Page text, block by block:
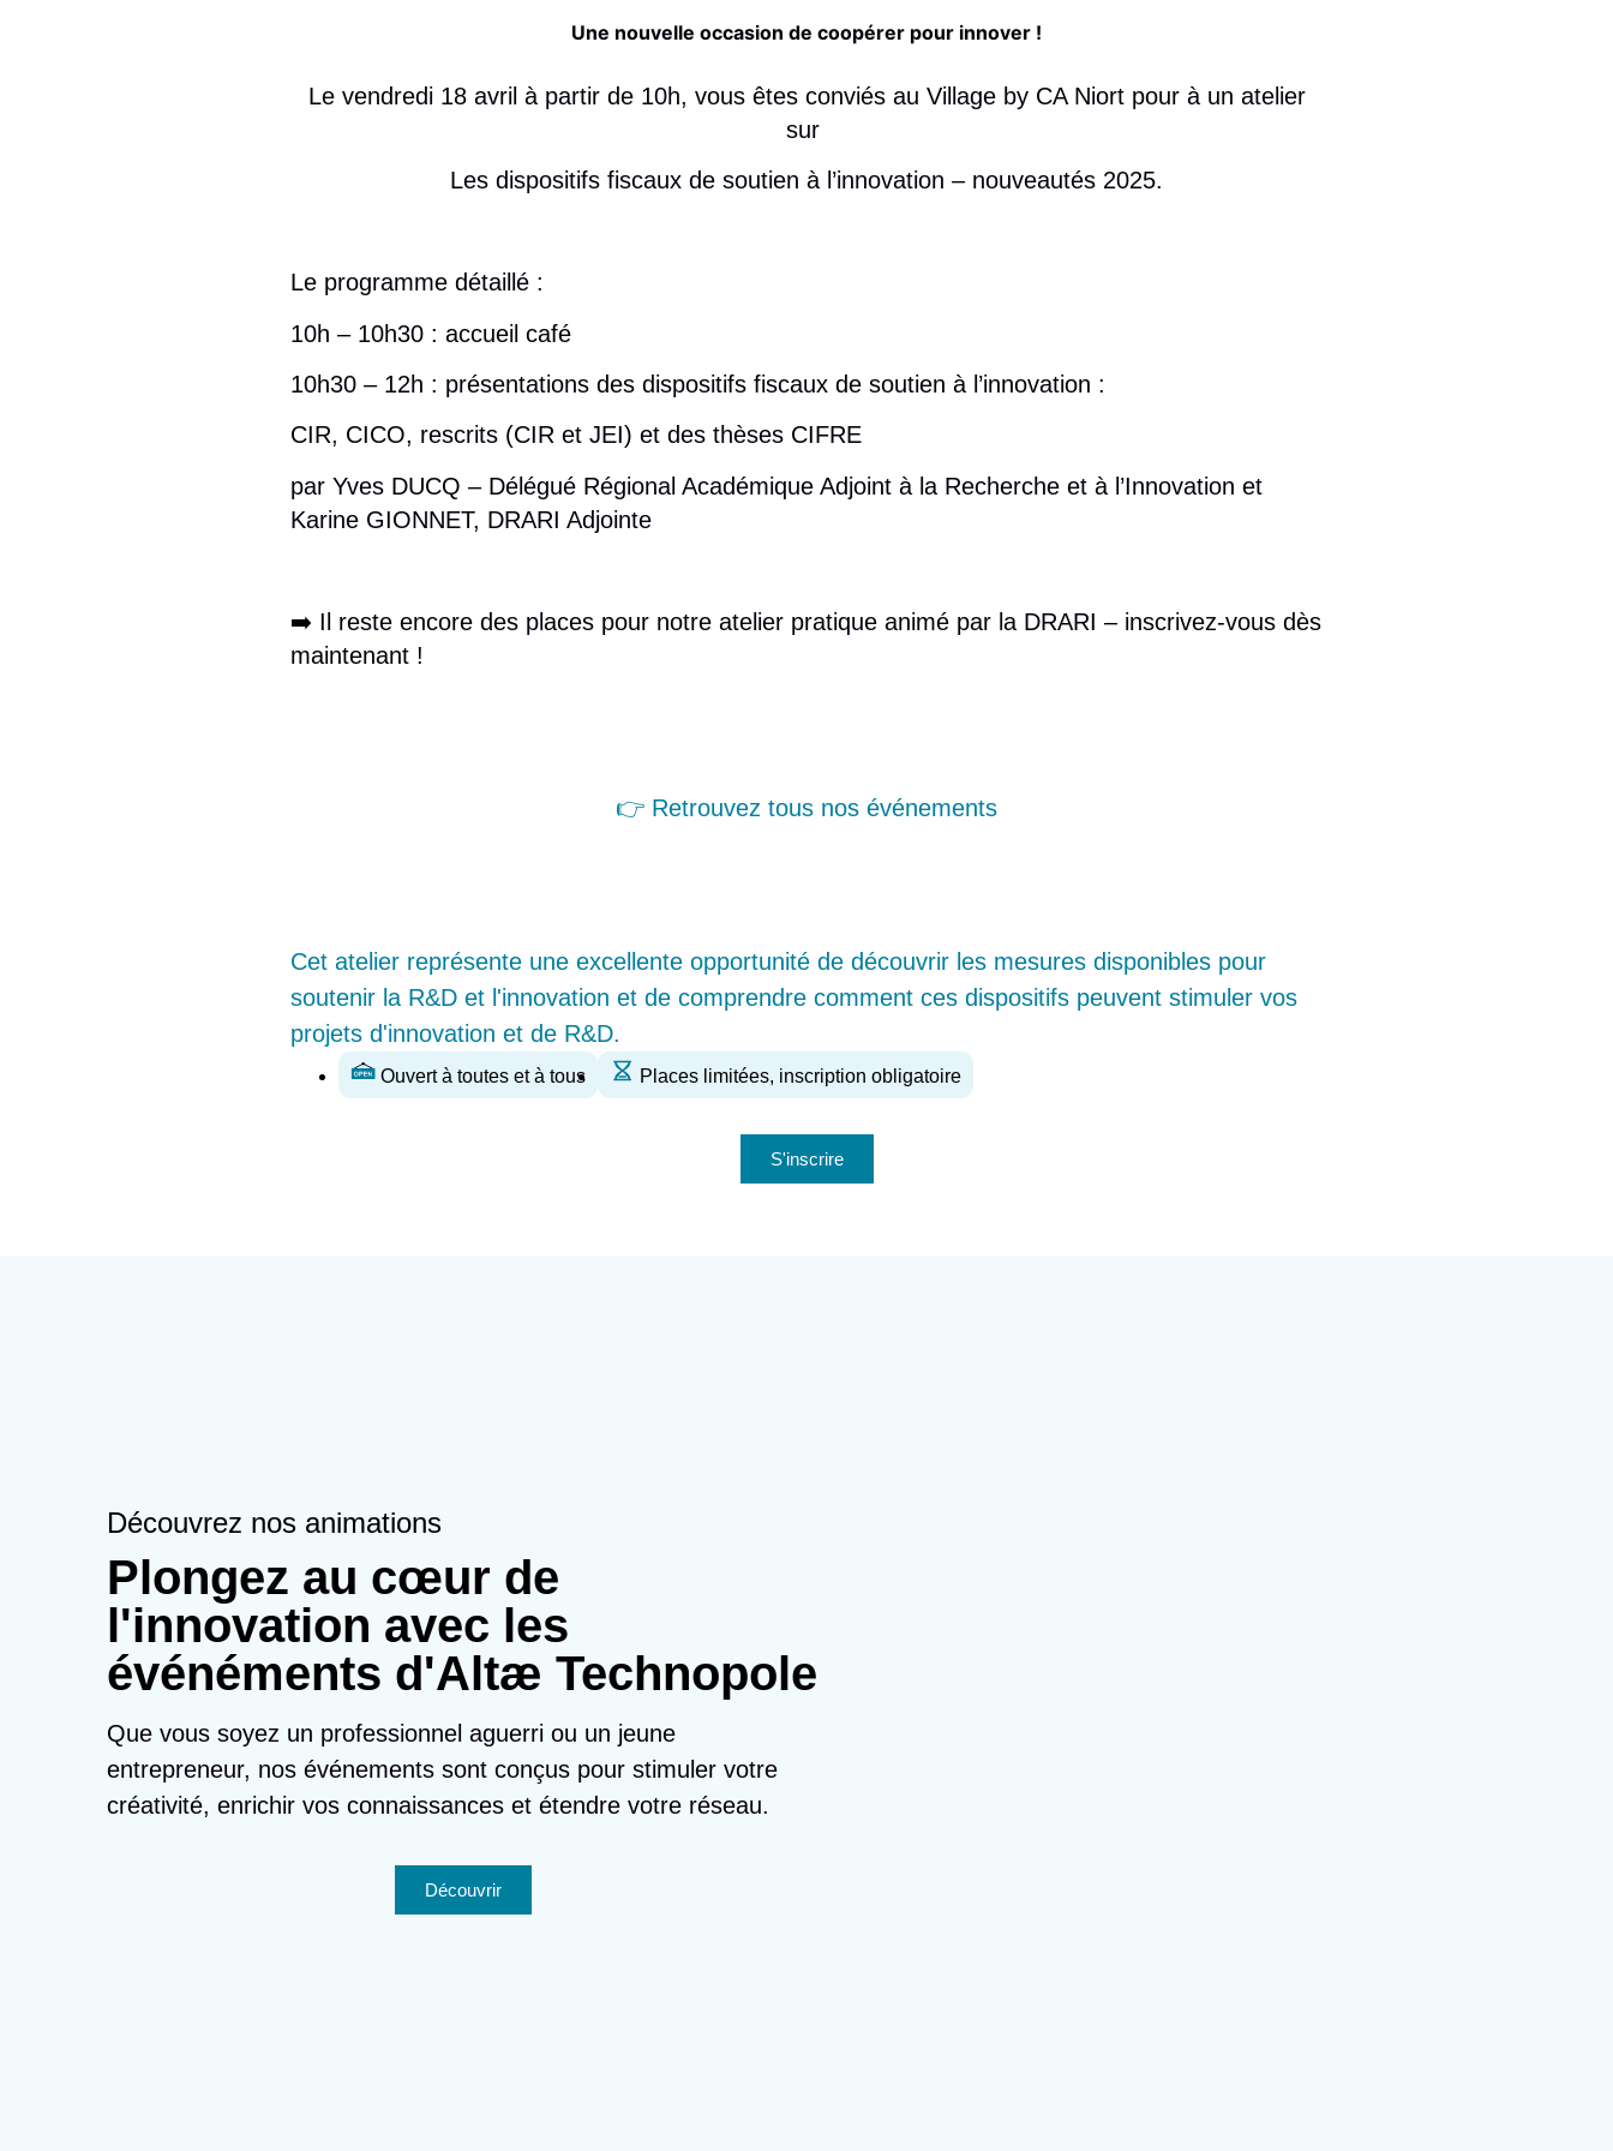
Une nouvelle occasion de coopérer pour innover !
Le vendredi 18 avril à partir de 10h, vous êtes conviés au Village by CA Niort pour à un atelier
sur
Les dispositifs fiscaux de soutien à l’innovation – nouveautés 2025.
Le programme détaillé :
10h – 10h30 : accueil café
10h30 – 12h : présentations des dispositifs fiscaux de soutien à l’innovation :
CIR, CICO, rescrits (CIR et JEI) et des thèses CIFRE
par Yves DUCQ – Délégué Régional Académique Adjoint à la Recherche et à l’Innovation et
Karine GIONNET, DRARI Adjointe
➡️ Il reste encore des places pour notre atelier pratique animé par la DRARI – inscrivez-vous dès
maintenant !
👉 Retrouvez tous nos événements
Cet atelier représente une excellente opportunité de découvrir les mesures disponibles pour
soutenir la R&D et l'innovation et de comprendre comment ces dispositifs peuvent stimuler vos
projets d'innovation et de R&D.
Ouvert à toutes et à tous Places limitées, inscription obligatoire
S'inscrire
Découvrez nos animations
Plongez au cœur de
l'innovation avec les
événéments d'Altæ Technopole
Que vous soyez un professionnel aguerri ou un jeune
entrepreneur, nos événements sont conçus pour stimuler votre
créativité, enrichir vos connaissances et étendre votre réseau.
Découvrir